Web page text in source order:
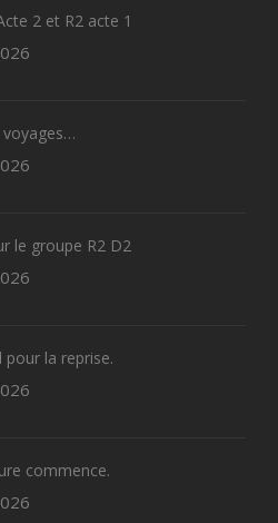
2 et R2 acte 1
voyages…
le groupe R2 D2
pour la reprise.
commence.